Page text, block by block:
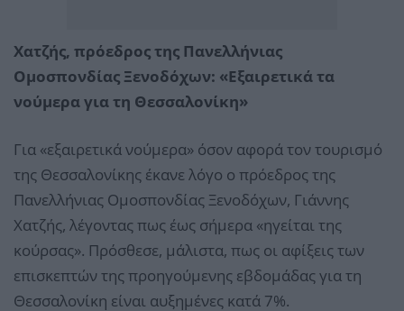
Χατζής, πρόεδρος της Πανελλήνιας
Ομοσπονδίας Ξενοδόχων: «Εξαιρετικά τα
νούμερα για τη Θεσσαλονίκη»
Για «εξαιρετικά νούμερα» όσον αφορά τον τουρισμό
της Θεσσαλονίκης έκανε λόγο ο πρόεδρος της
Πανελλήνιας Ομοσπονδίας Ξενοδόχων, Γιάννης
Χατζής, λέγοντας πως έως σήμερα «ηγείται της
κούρσας». Πρόσθεσε, μάλιστα, πως οι αφίξεις των
επισκεπτών της προηγούμενης εβδομάδας για τη
Θεσσαλονίκη είναι αυξημένες κατά 7%.